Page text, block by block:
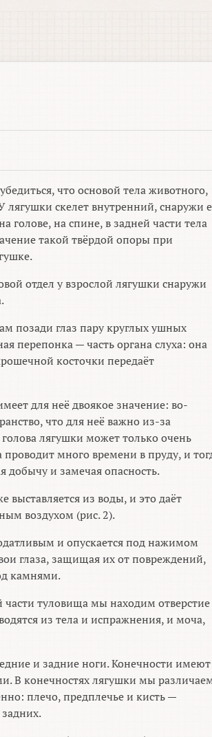
что основой тела животного,
скелет внутренний, снаружи
голове, на спине, в задней части тела
такой твёрдой опоры при
отдел у взрослой лягушки снаружи
позади глаз пару круглых ушных
перепонка — часть органа слуха: она
косточки передаёт
для неё двоякое значение: во-
что для неё важно из-за
лягушки может только очень
много времени в пруду, и
добычу и замечая опасность.
из воды, и это даёт
воздухом (рис. 2).
и опускается под нажимом
глаза, защищая их от повреждений,
камнями.
туловища мы находим отверстие
из тела и испражнения, и моча,
и задние ноги. Конечности имеют
В конечностях лягушки мы
плечо, предплечье и кисть —